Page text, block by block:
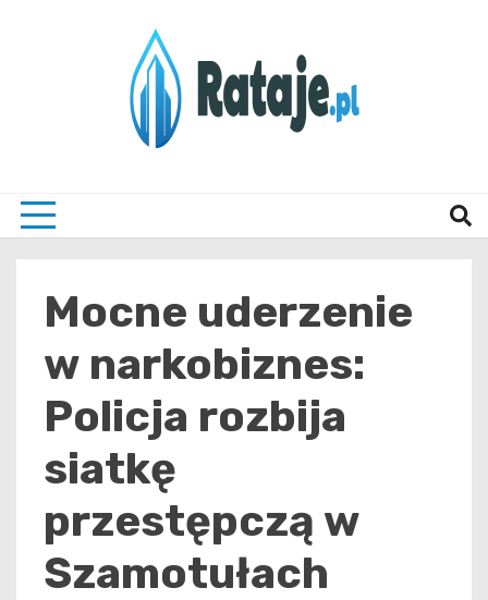
Mocne uderzenie
w narkobiznes:
Policja rozbija
siatkę
przestępczą w
Szamotułach